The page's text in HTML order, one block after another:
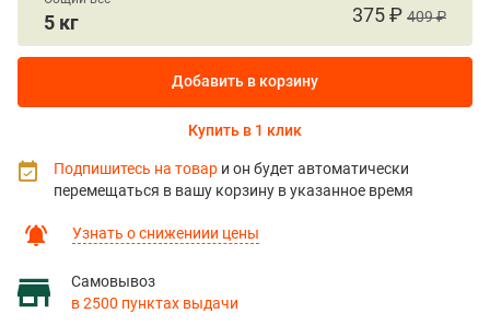
Узнать о снижениии цены
Самовывоз
в 2500 пунктах выдачи
5 кг 375 ₽ 409 ₽
Добавить в корзину
Купить в 1 клик
Подпишитесь на товар и он будет автоматически
перемещаться в вашу корзину в указанное время